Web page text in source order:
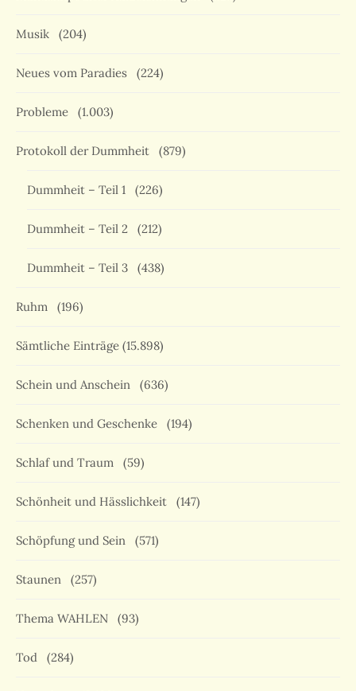
Musik (204)
Neues vom Paradies (224)
Probleme (1.003)
Protokoll der Dummheit (879)
Dummheit – Teil 1 (226)
Dummheit – Teil 2 (212)
Dummheit – Teil 3 (438)
Ruhm (196)
Sämtliche Einträge (15.898)
Schein und Anschein (636)
Schenken und Geschenke (194)
Schlaf und Traum (59)
Schönheit und Hässlichkeit (147)
Schöpfung und Sein (571)
Staunen (257)
Thema WAHLEN (93)
Tod (284)